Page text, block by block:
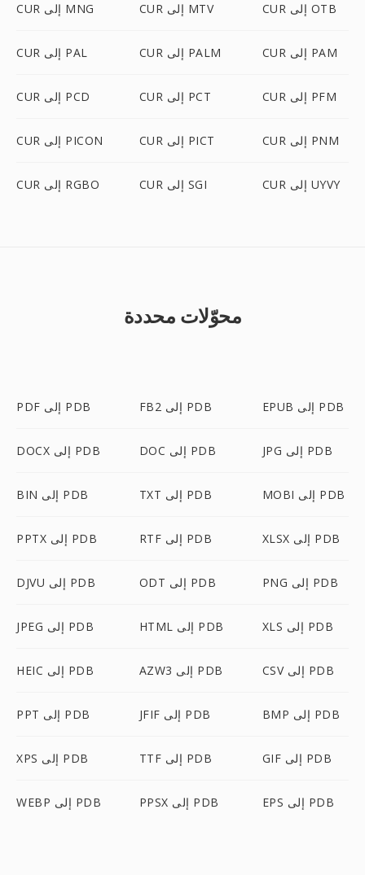
CUR إلى MNG CUR إلى MTV CUR إلى OTB
CUR إلى PAL CUR إلى PALM CUR إلى PAM
CUR إلى PCD CUR إلى PCT CUR إلى PFM
CUR إلى PICON CUR إلى PICT CUR إلى PNM
CUR إلى RGBO CUR إلى SGI CUR إلى UYVY
محوّلات محددة
PDF إلى PDB FB2 إلى PDB EPUB إلى PDB
DOCX إلى PDB DOC إلى PDB JPG إلى PDB
BIN إلى PDB TXT إلى PDB MOBI إلى PDB
PPTX إلى PDB RTF إلى PDB XLSX إلى PDB
DJVU إلى PDB ODT إلى PDB PNG إلى PDB
JPEG إلى PDB HTML إلى PDB XLS إلى PDB
HEIC إلى PDB AZW3 إلى PDB CSV إلى PDB
PPT إلى PDB JFIF إلى PDB BMP إلى PDB
XPS إلى PDB TTF إلى PDB GIF إلى PDB
WEBP إلى PDB PPSX إلى PDB EPS إلى PDB